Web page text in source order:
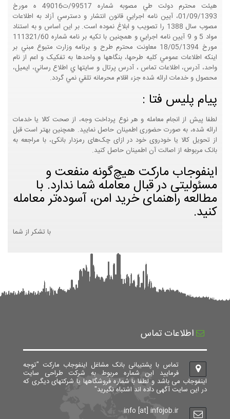
هيئت محترم دولت طي مصوبه شماره 99517/ت49016 ه مورخ
01/09/1393، آيين نامه اجرايي قانون انتشار و دسترسي آزاد به اطلاعات
مصوب سال 1388 را تصويب و ابلاغ نموده است. بر اين اساس و به استناد
مواد 5 و 9 آيين نامه اجرايي و همچنين با تکيه بر نامه شماره 111321/60
مورخ 18/05/1394 معاونت محترم طرح و برنامه وزارت متبوع مبني بر
اينکه اطلاعات عمومي کليه طرحها، بنگاهها و واحدها به تفکيک و اعم از نام
واحد، آدرس، اطلاعات تماس ، آدرس پرتال و سايتها ي اطلاع رساني، ايميل،
محصول و خدمات ارائه شده جزء اقلام محرمانه تلقي نمي گردد.
پیام پلیس فتا :
لطفا پیش از انجام معامله و هر نوع پرداخت وجه، از صحت کالا یا خدمات
ارائه شده، به صورت حضوری اطمینان حاصل نمایید. همچنین بهتر است قبل
از تحویل کالا یا خودروی خود در ازای چک‌های رمزدار بانکی، با مراجعه به
بانک مربوطه از اصالت آن اطمینان حاصل کنید.
اینفوجاب مارکت هیچ‌گونه منفعت و
مسئولیتی در قبال معامله شما ندارد. با
مطالعه راهنمای خرید امن، آسوده‌تر معامله
کنید.
با تشکر از شما
اطلاعات تماس
تماس با پشتیبانی بانک مشاغل اینفوجاب مارکت "توجه
فرمایید این شماره مربوط به شرکت طراحی سایت
اینفوجاب می باشد و لطفا با شماره فروشگاهها یا شرکتهای دیگری که
در این سایت آگهی داده اند اشتباه نگیرید"
info [at] infojob.ir